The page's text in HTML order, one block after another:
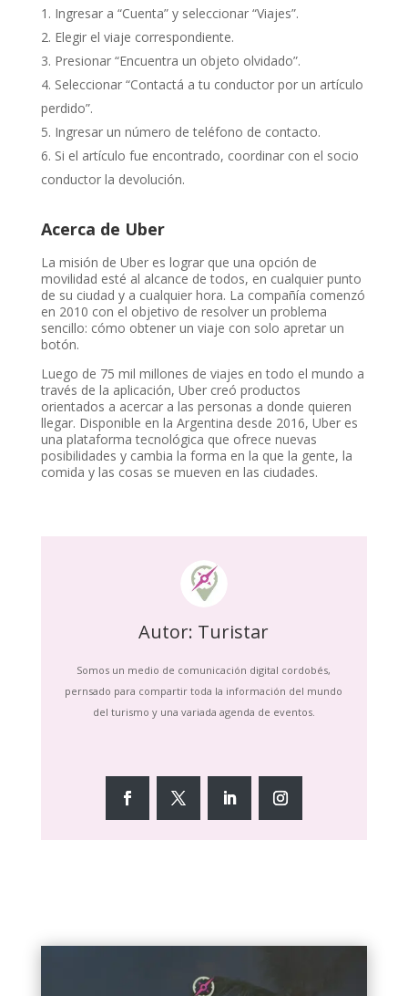
Ingresar a “Cuenta” y seleccionar “Viajes”.
Elegir el viaje correspondiente.
Presionar “Encuentra un objeto olvidado”.
Seleccionar “Contactá a tu conductor por un artículo
perdido”.
Ingresar un número de teléfono de contacto.
Si el artículo fue encontrado, coordinar con el socio
conductor la devolución.
Acerca de Uber
La misión de Uber es lograr que una opción de
movilidad esté al alcance de todos, en cualquier punto
de su ciudad y a cualquier hora. La compañía comenzó
en 2010 con el objetivo de resolver un problema
sencillo: cómo obtener un viaje con solo apretar un
botón.
Luego de 75 mil millones de viajes en todo el mundo a
través de la aplicación, Uber creó productos
orientados a acercar a las personas a donde quieren
llegar. Disponible en la Argentina desde 2016, Uber es
una plataforma tecnológica que ofrece nuevas
posibilidades y cambia la forma en la que la gente, la
comida y las cosas se mueven en las ciudades.
Autor: Turistar
Somos un medio de comunicación digital cordobés,
pernsado para compartir toda la información del mundo
del turismo y una variada agenda de eventos.